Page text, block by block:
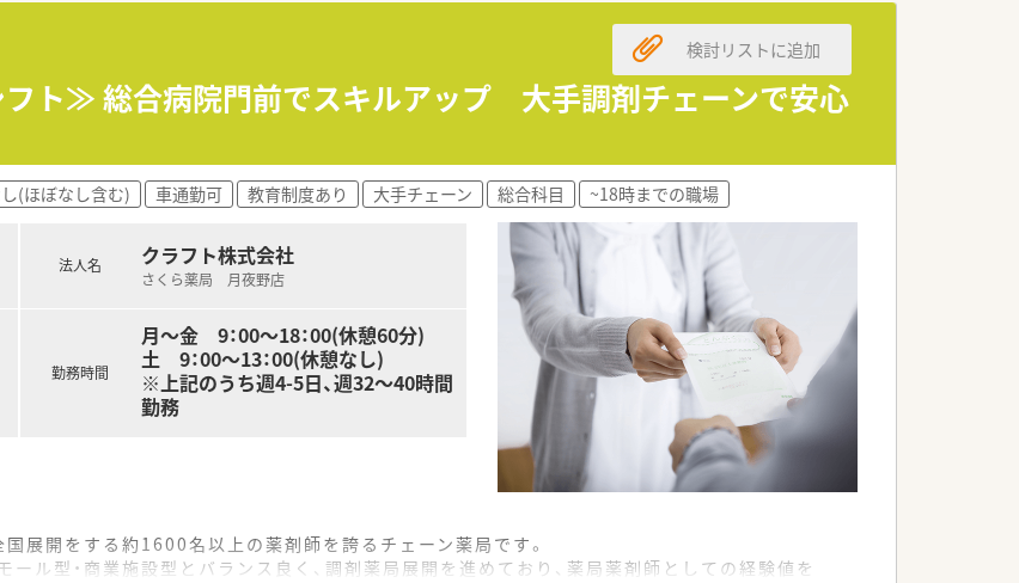
フト≫ 総合病院門前でスキルアップ 大手調剤チェーンで安心
検討リストに追加
(ほぼなし含む) 車通勤可 教育制度あり 大手チェーン 総合科目 ~18時までの職場
法人名 クラフト株式会社
さくら薬局 月夜野店
勤務時間
月～金 9：00～18：00(休憩60分)
土 9：00～13：00(休憩なし)
※上記のうち週4-5日、週32～40時間
勤務
展開をする約1600名以上の薬剤師を誇るチェーン薬局です。
ール型・商業施設型とバランス良く、調剤薬局展開を進めており、薬局薬剤師としての経験値を